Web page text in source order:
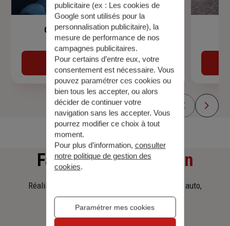
Garantie Accidents de la Vie
Découvrir
Faitesune simulation
Réalisez une simulation tarifaire d'assurance, auto,
habitation, prêt immobilier.
publicitaire (ex : Les cookies de
Google sont utilisés pour la
personnalisation publicitaire), la
mesure de performance de nos
campagnes publicitaires.
Pour certains d’entre eux, votre
consentement est nécessaire. Vous
pouvez paramétrer ces cookies ou
bien tous les accepter, ou alors
décider de continuer votre
navigation sans les accepter. Vous
pourrez modifier ce choix à tout
moment.
Pour plus d’information, consulter
notre politique de gestion des
cookies.
Paramétrer mes cookies